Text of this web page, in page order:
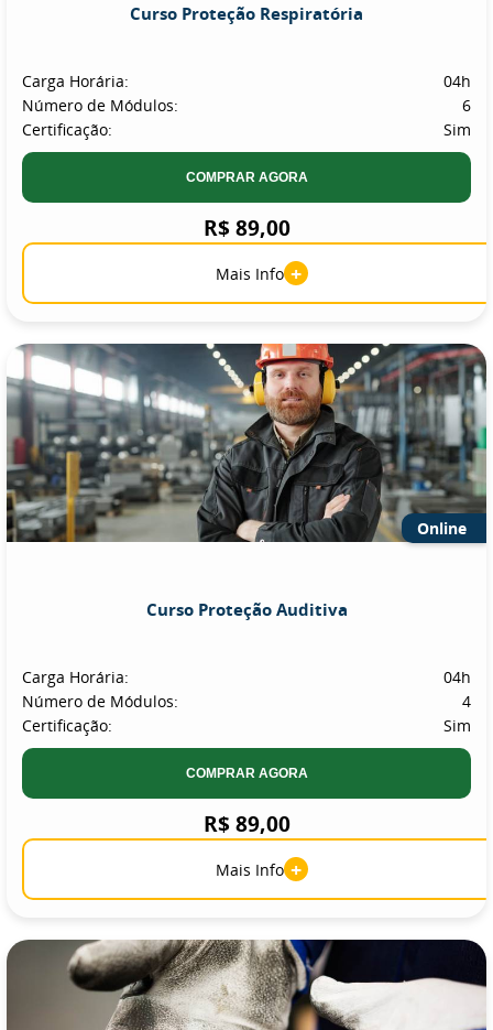
Curso Proteção Respiratória
Carga Horária:
04h
Número de Módulos:
6
Certificação:
Sim
COMPRAR AGORA
R$ 89,00
Mais Info +
Online
Curso Proteção Auditiva
Carga Horária:
04h
Número de Módulos:
4
Certificação:
Sim
COMPRAR AGORA
R$ 89,00
Mais Info +